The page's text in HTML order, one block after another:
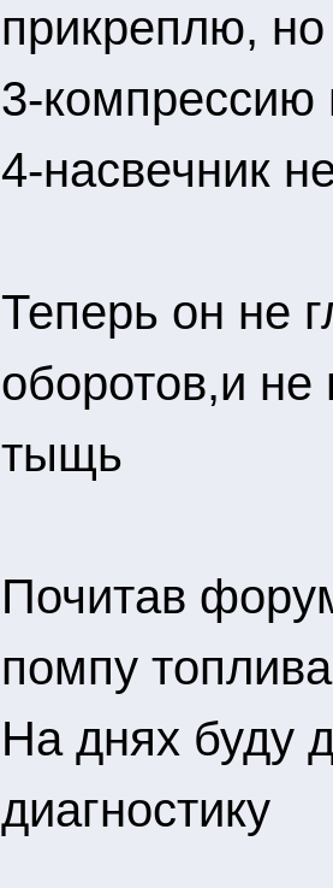
прикреплю,
3-компрессию
4-насвечник
Теперь он не
оборотов,и
тыщь
Почитав
помпу
На днях буду
диагностику